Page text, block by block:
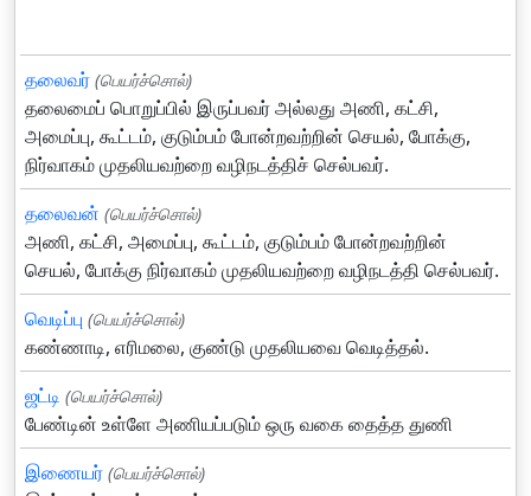
தலைவர் (பெயர்ச்சொல்)
தலைமைப் பொறுப்பில் இருப்பவர் அல்லது அணி, கட்சி,
அமைப்பு, கூட்டம், குடும்பம் போன்றவற்றின் செயல், போக்கு,
நிர்வாகம் முதலியவற்றை வழிநடத்திச் செல்பவர்.
தலைவன் (பெயர்ச்சொல்)
அணி, கட்சி, அமைப்பு, கூட்டம், குடும்பம் போன்றவற்றின்
செயல், போக்கு நிர்வாகம் முதலியவற்றை வழிநடத்தி செல்பவர்.
வெடிப்பு (பெயர்ச்சொல்)
கண்ணாடி, எரிமலை, குண்டு முதலியவை வெடித்தல்.
ஜட்டி (பெயர்ச்சொல்)
பேண்டின் உள்ளே அணியப்படும் ஒரு வகை தைத்த துணி
இணையர் (பெயர்ச்சொல்)